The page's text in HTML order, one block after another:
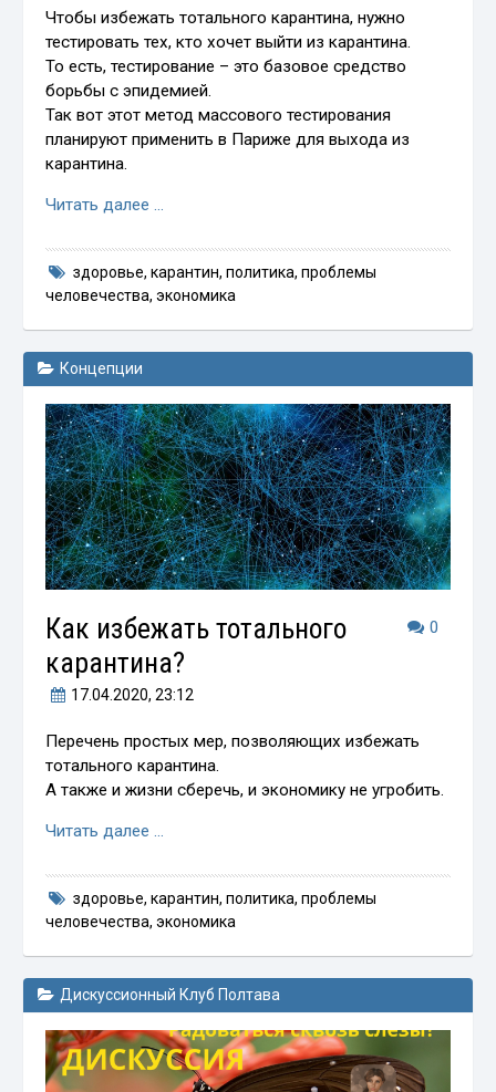
Чтобы избежать тотального карантина, нужно
тестировать тех, кто хочет выйти из карантина.
То есть, тестирование – это базовое средство
борьбы с эпидемией.
Так вот этот метод массового тестирования
планируют применить в Париже для выхода из
карантина.
Читать далее …
здоровье, карантин, политика, проблемы
человечества,экономика
Концепции
0
Как избежать тотального
карантина?
17.04.2020, 23:12
Перечень простых мер, позволяющих избежать
тотального карантина.
А также и жизни сберечь, и экономику не угробить.
Читать далее …
здоровье, карантин, политика, проблемы
человечества,экономика
Дискуссионный Клуб Полтава